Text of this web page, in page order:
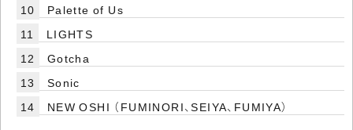
10
Palette of Us
11
LIGHTS
12
Gotcha
13
Sonic
14
NEW OSHI （FUMINORI、SEIYA、FUMIYA）